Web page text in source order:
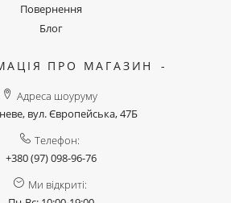
Повернення
Блог
ПРО МАГАЗИН
Адреса шоуруму
вул. Європейська, 47Б
Телефон:
+380 (97) 098-96-76
Ми відкриті: